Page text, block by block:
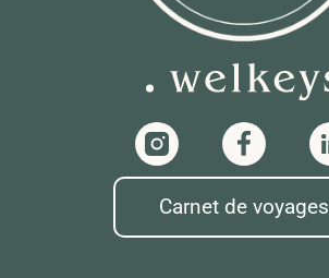
Carnet de voyages